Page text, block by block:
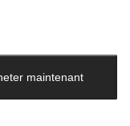
maintenant